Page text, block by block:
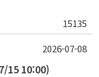
15135
15 10:00)
2026-07-08